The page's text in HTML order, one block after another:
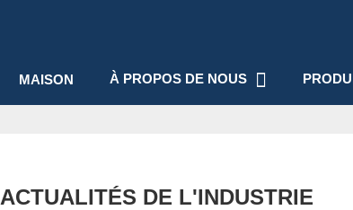
MAISON À PROPOS DE NOUS
ACTUALITÉS DE L'INDUSTRIE